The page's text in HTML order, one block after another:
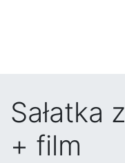
Sałatka
+ film